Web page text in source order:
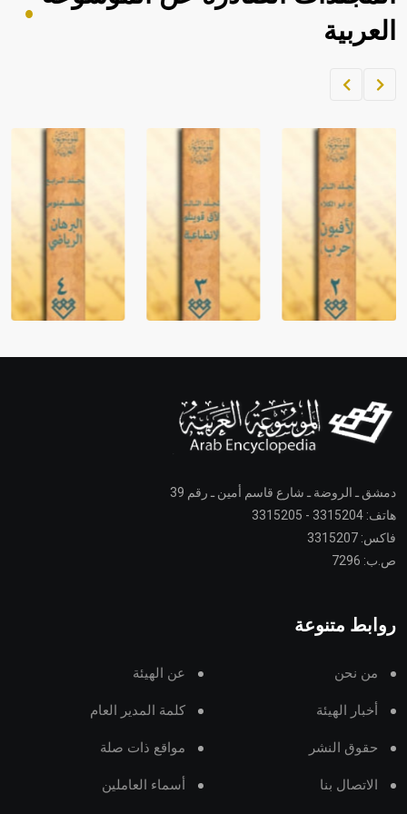
العربية
دمشق ـ الروضة ـ شارع قاسم أمين ـ رقم 39
هاتف: 3315204 - 3315205
فاكس: 3315207
ص.ب: 7296
روابط متنوعة
من نحن عن الهيئة
أخبار الهيئة كلمة المدير العام
حقوق النشر مواقع ذات صلة
الاتصال بنا أسماء العاملين